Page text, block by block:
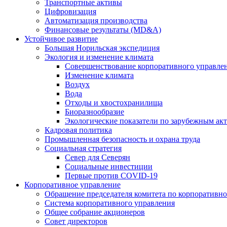
Транспортные активы
Цифровизация
Автоматизация производства
Финансовые результаты (MD&A)
Устойчивое развитие
Большая Норильская экспедиция
Экология и изменение климата
Совершенствование корпоративного
Изменение климата
Воздух
Вода
Отходы и хвостохранилища
Биоразнообразие
Экологические показатели по зарубежным
Кадровая политика
Промышленная безопасность и охрана труда
Социальная стратегия
Север для Северян
Социальные инвестиции
Первые против COVID‑19
Корпоративное управление
Обращение председателя комитета по
Система корпоративного управления
Общее собрание акционеров
Совет директоров